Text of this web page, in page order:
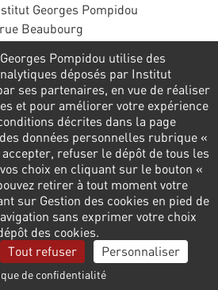
Georges Pompidou
Beaubourg
: 01 44 78 41 22
contact
CONTACT
Gestion des cookies
Contactez-nous
Pompidou utilise des
déposés par Institut
ses partenaires, en vue de réaliser
et pour améliorer votre expérience
décrites dans la page
données personnelles rubrique «
accepter, refuser le dépôt de tous les
choix en cliquant sur le bouton «
retirer à tout moment votre
sur Gestion des cookies en pied de
sans exprimer votre choix
des cookies.
Tout refuser Personnaliser
de confidentialité